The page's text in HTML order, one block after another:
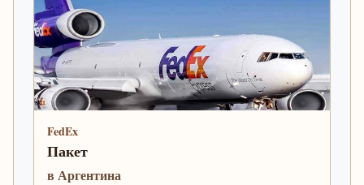
FedEx
Пакет
в Аргентина